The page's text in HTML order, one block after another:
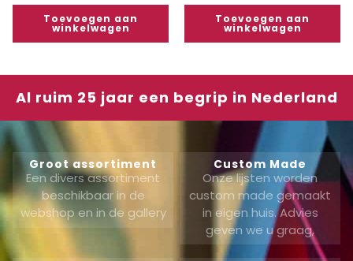
Toevoegen aan
winkelwagen
Toevoegen aan
winkelwagen
Al ruim 25 jaar een begrip in Nederland
Groot assortiment
Een divers assortiment
beschikbaar in de
webshop en in de gallery
Custom Made
Onze lijsten worden
custom made gemaakt
in eigen huis. Advies
geven we u graag,